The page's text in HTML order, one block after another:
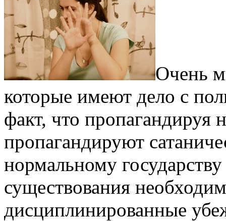
Очень
которые имеют дело с
факт, что пропагандируя
пропагандируют
нормальному
существования
дисциплинированные